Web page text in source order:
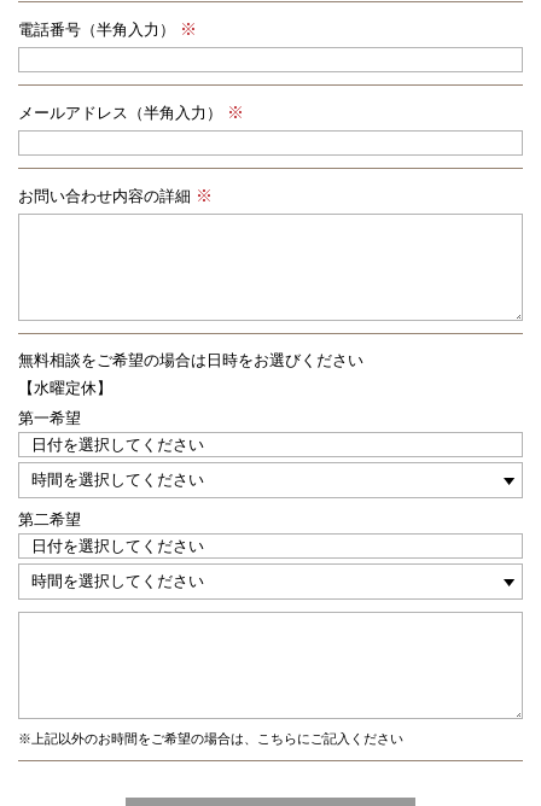
電話番号（半角入力）
メールアドレス（半角入力）
お問い合わせ内容の詳細
無料相談をご希望の場合は 日時をお選びください
【水曜定休】
第一希望
第二希望
※上記以外のお時間をご希望の場合は、こちらにご記入ください